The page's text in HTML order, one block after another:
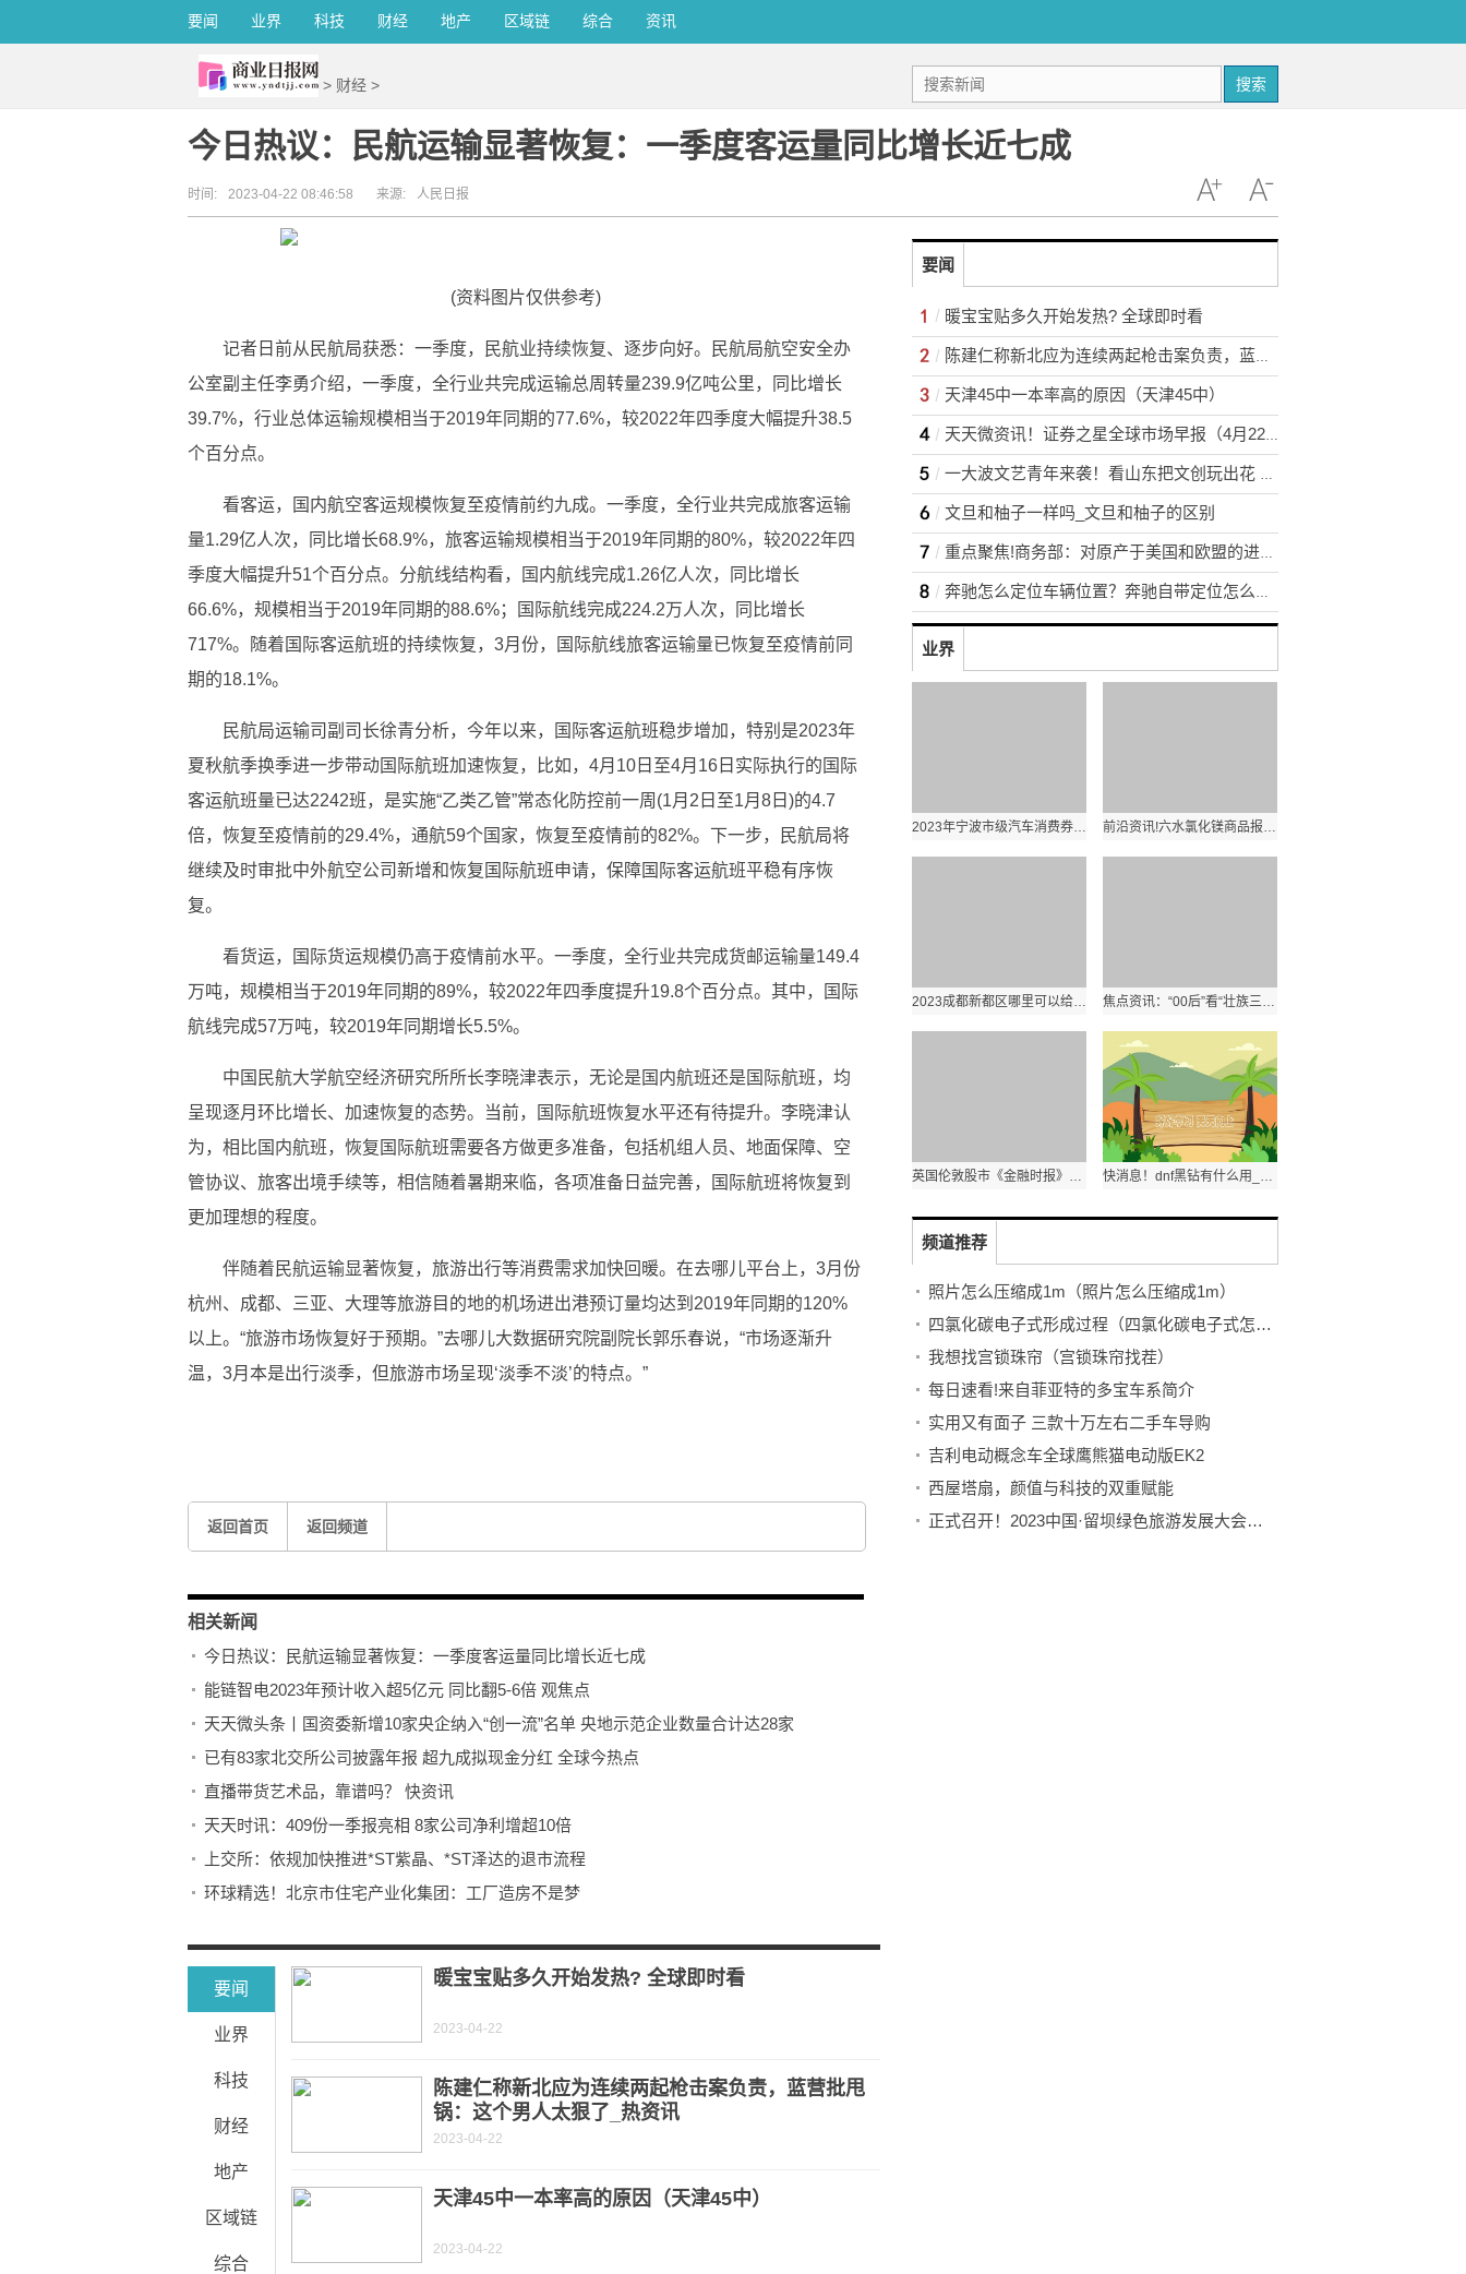
要闻 业界 科技 财经 地产 区域链 综合 资讯
> 财经 > 搜索
今日热议：民航运输显著恢复：一季度客运量同比增长近七成
时间: 2023-04-22 08:46:58 来源: 人民日报
(资料图片仅供参考)
记者日前从民航局获悉：一季度，民航业持续恢复、逐步向好。民航局航空安全办
公室副主任李勇介绍，一季度，全行业共完成运输总周转量239.9亿吨公里，同比增长
39.7%，行业总体运输规模相当于2019年同期的77.6%，较2022年四季度大幅提升38.5
个百分点。
看客运，国内航空客运规模恢复至疫情前约九成。一季度，全行业共完成旅客运输
量1.29亿人次，同比增长68.9%，旅客运输规模相当于2019年同期的80%，较2022年四
季度大幅提升51个百分点。分航线结构看，国内航线完成1.26亿人次，同比增长
66.6%，规模相当于2019年同期的88.6%；国际航线完成224.2万人次，同比增长
717%。随着国际客运航班的持续恢复，3月份，国际航线旅客运输量已恢复至疫情前同
期的18.1%。
民航局运输司副司长徐青分析，今年以来，国际客运航班稳步增加，特别是2023年
夏秋航季换季进一步带动国际航班加速恢复，比如，4月10日至4月16日实际执行的国际
客运航班量已达2242班，是实施“乙类乙管”常态化防控前一周(1月2日至1月8日)的4.7
倍，恢复至疫情前的29.4%，通航59个国家，恢复至疫情前的82%。下一步，民航局将
继续及时审批中外航空公司新增和恢复国际航班申请，保障国际客运航班平稳有序恢
复。
看货运，国际货运规模仍高于疫情前水平。一季度，全行业共完成货邮运输量149.4
万吨，规模相当于2019年同期的89%，较2022年四季度提升19.8个百分点。其中，国际
航线完成57万吨，较2019年同期增长5.5%。
中国民航大学航空经济研究所所长李晓津表示，无论是国内航班还是国际航班，均
呈现逐月环比增长、加速恢复的态势。当前，国际航班恢复水平还有待提升。李晓津认
为，相比国内航班，恢复国际航班需要各方做更多准备，包括机组人员、地面保障、空
管协议、旅客出境手续等，相信随着暑期来临，各项准备日益完善，国际航班将恢复到
更加理想的程度。
伴随着民航运输显著恢复，旅游出行等消费需求加快回暖。在去哪儿平台上，3月份
杭州、成都、三亚、大理等旅游目的地的机场进出港预订量均达到2019年同期的120%
以上。“旅游市场恢复好于预期。”去哪儿大数据研究院副院长郭乐春说，“市场逐渐升
温，3月本是出行淡季，但旅游市场呈现‘淡季不淡’的特点。”
返回首页 返回频道
相关新闻
今日热议：民航运输显著恢复：一季度客运量同比增长近七成
能链智电2023年预计收入超5亿元 同比翻5-6倍 观焦点
天天微头条丨国资委新增10家央企纳入“创一流”名单 央地示范企业数量合计达28家
已有83家北交所公司披露年报 超九成拟现金分红 全球今热点
直播带货艺术品，靠谱吗？ 快资讯
天天时讯：409份一季报亮相 8家公司净利增超10倍
上交所：依规加快推进*ST紫晶、*ST泽达的退市流程
环球精选！北京市住宅产业化集团：工厂造房不是梦
要闻
业界
科技
财经
地产
区域链
综合
暖宝宝贴多久开始发热? 全球即时看
2023-04-22
陈建仁称新北应为连续两起枪击案负责，蓝营批甩
锅：这个男人太狠了_热资讯
2023-04-22
天津45中一本率高的原因（天津45中）
2023-04-22
要闻
暖宝宝贴多久开始发热? 全球即时看
陈建仁称新北应为连续两起枪击案负责，蓝营批甩锅：这个男人太狠了_热资讯
天津45中一本率高的原因（天津45中）
天天微资讯！证券之星全球市场早报（4月22日）
一大波文艺青年来袭！看山东把文创玩出花 播报
文旦和柚子一样吗_文旦和柚子的区别
重点聚焦!商务部：对原产于美国和欧盟的进口非色散位移单模光纤继续征收反倾销税
奔驰怎么定位车辆位置？奔驰自带定位怎么关闭
业界
2023年宁波市级汽车消费券什么时候开始领 时快讯 前沿资讯!六水氯化镁商品报价动态（2023-04-21）
2023成都新都区哪里可以给猫猫狗狗免费打疫苗？ 环球速讯 焦点资讯：“00后”看“壮族三月三”：愿将广西民俗文化与家人、朋友分享
英国伦敦股市《金融时报》100种股票平均价格指数21日上涨 快消息！dnf黑钻有什么用_dnf黑钻的用途
频道推荐
照片怎么压缩成1m（照片怎么压缩成1m）
四氯化碳电子式形成过程（四氯化碳电子式怎么写？）_今热点
我想找宫锁珠帘（宫锁珠帘找茬）
每日速看!来自菲亚特的多宝车系简介
实用又有面子 三款十万左右二手车导购
吉利电动概念车全球鹰熊猫电动版EK2
西屋塔扇，颜值与科技的双重赋能
正式召开！2023中国·留坝绿色旅游发展大会顺利举办，携程集团全力赋能乡村振兴